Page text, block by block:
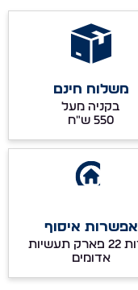
משלוח חינם
בקניה מעל
אפשרות איסוף
שדות 22 פארק תעשיות
אדומים